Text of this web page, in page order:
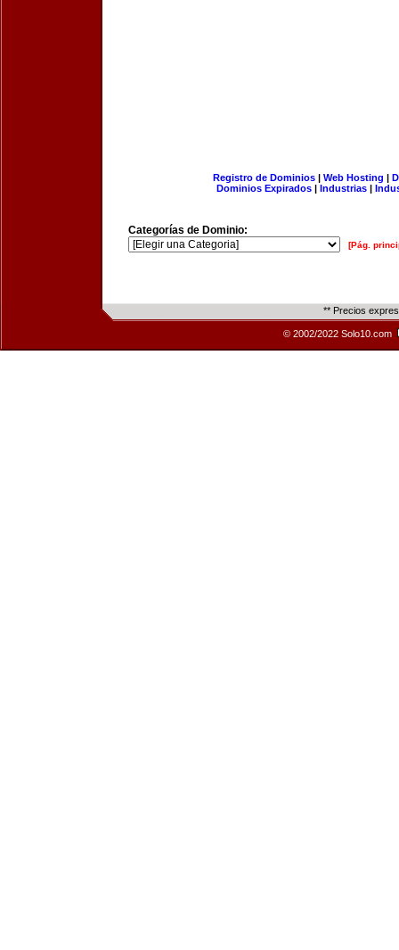
Registro de Dominios| Web Hosting |
Dominios Expirados | Industrias |
Categorías de Dominio:
[Pág.
** Precios
© 2002/2022 Solo10.com